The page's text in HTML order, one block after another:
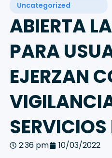
Uncategorized
ABIERTA
PARA
EJERZAN
2:36 pm 10/03/2022